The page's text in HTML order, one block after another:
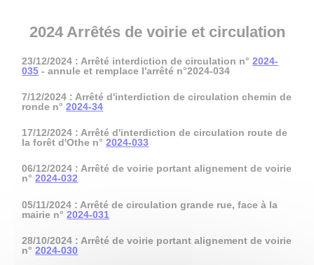
2024 Arrêtés de voirie et circulation
23/12/2024 : Arrêté interdiction de circulation n°2024-
035 - annule et remplace l'arrêté n°2024-034
7/12/2024 : Arrêté d'interdiction de circulation chemin de
ronde n°2024-34
17/12/2024 : Arrêté d'interdiction de circulation route de
la forêt d'Othe n°2024-033
06/12/2024 : Arrêté de voirie portant alignement de voirie
n°2024-032
05/11/2024 : Arrêté de circulation grande rue, face à la
mairie n°2024-031
28/10/2024 : Arrêté de voirie portant alignement de voirie
n°2024-030